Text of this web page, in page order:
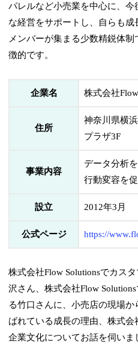
パレルなど小売業を中心に、
な経営をサポートし、自らも
メンバーが集まる少数精鋭体
徴的です。
企業名 株式会社
住所
神奈川県横
プラザ3F
事業内容
データ分析
行動変容を
設立 2012年3月
公式ページ https://
株式会社Flow Solutionsでカス
沢さん、株式会社Flow
る竹口さんに、小売店の現場か
ばれている成長の理由、株式会
企業文化についてお話を伺いま